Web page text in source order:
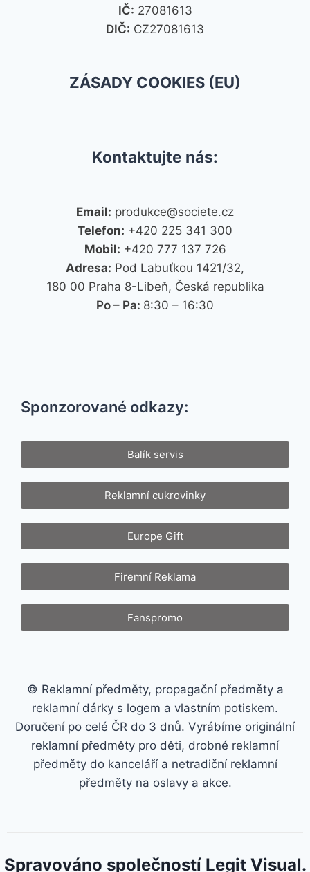
IČ: 27081613
DIČ: CZ27081613
ZÁSADY COOKIES (EU)
Kontaktujte nás:
Email: produkce@societe.cz
Telefon: +420 225 341 300
Mobil: +420 777 137 726
Adresa: Pod Labuťkou 1421/32,
180 00 Praha 8-Libeň, Česká republika
Po – Pa: 8:30 – 16:30
Sponzorované odkazy:
Balík servis
Reklamní cukrovinky
Europe Gift
Firemní Reklama
Fanspromo
© Reklamní předměty, propagační předměty a
reklamní dárky s logem a vlastním potiskem.
Doručení po celé ČR do 3 dnů. Vyrábíme originální
reklamní předměty pro děti, drobné reklamní
předměty do kanceláří a netradiční reklamní
předměty na oslavy a akce.
Spravováno společností Legit Visual.